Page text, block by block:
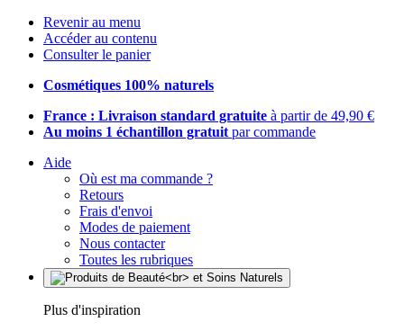
Revenir au menu
Accéder au contenu
Consulter le panier
Cosmétiques 100% naturels
France : Livraison standard gratuite à partir de 49,90 €
Au moins 1 échantillon gratuit par commande
Aide
Où est ma commande ?
Retours
Frais d'envoi
Modes de paiement
Nous contacter
Toutes les rubriques
Plus d'inspiration